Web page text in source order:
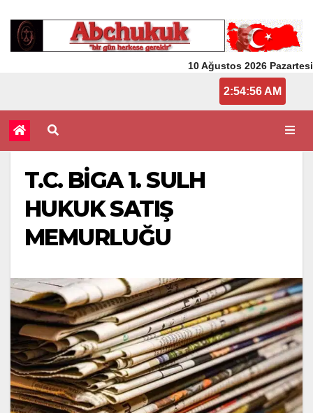
10 Ağustos 2026 Pazartesi
2:54:56 AM
T.C. BİGA 1. SULH
HUKUK SATIŞ
MEMURLUĞU